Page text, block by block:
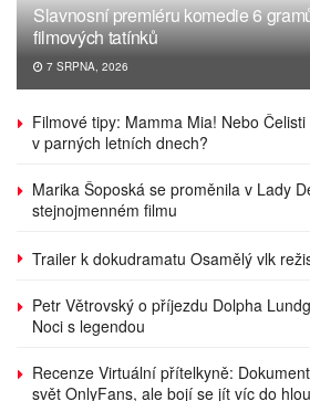
Slavnosní premiéru komedie 6
filmových tatínků
7 SRPNA, 2026
Filmové tipy: Mamma Mia! Nebo
v parných letních dnech?
Marika Šoposká se proměnila v Lady
stejnojmenném filmu
Trailer k dokudramatu Osamělý vlk
Petr Větrovský o příjezdu Dolpha
Noci s legendou
Recenze Virtuální přítelkyně:
svět OnlyFans, ale bojí se jít víc do